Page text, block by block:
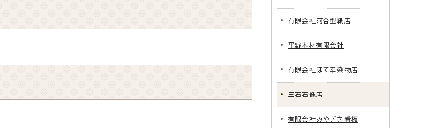
有限会社河合型紙店
平野木材有限会社
有限会社ほて幸染物店
三石石像店
有限会社みやざき看板